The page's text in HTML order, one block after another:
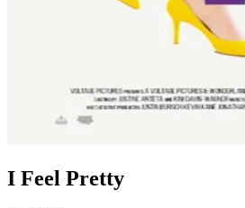
I Feel Pretty